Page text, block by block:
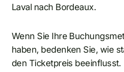
Laval nach Bordeaux.
Wenn Sie Ihre
haben, bedenken Sie, wie
den Ticketpreis beeinflusst.